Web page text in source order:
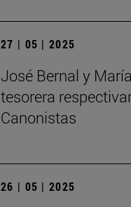
27 | 05 | 2025
José Bernal y
tesorera
Canonistas
26 | 05 | 2025